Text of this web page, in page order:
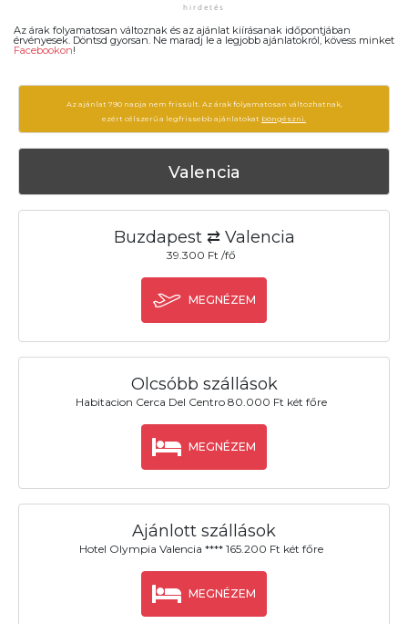
Az árak folyamatosan változnak és az ajánlat kiírásanak időpontjában
érvényesek. Döntsd gyorsan. Ne maradj le a legjobb ajánlatokról, kövess minket
Facebookon!
Az ajánlat 790 napja nem frissült. Az árak folyamatosan változhatnak,
ezért célszerű a legfrissebb ajánlatokat böngészni.
Valencia
Buzdapest ⇄ Valencia
39.300 Ft /fő
MEGNÉZEM
Olcsóbb szállások
Habitacion Cerca Del Centro 80.000 Ft két főre
MEGNÉZEM
Ajánlott szállások
Hotel Olympia Valencia **** 165.200 Ft két főre
MEGNÉZEM